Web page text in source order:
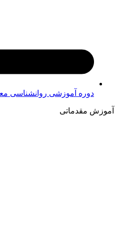
دوره آموزشی روانشناسی
آموزش مقدماتی